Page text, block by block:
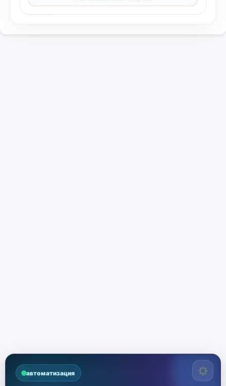
автоматизация